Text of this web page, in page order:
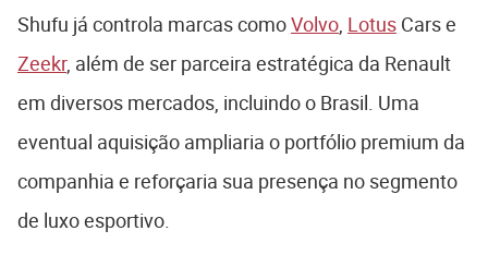
Shufu já controla marcas comoVolvo, Lotus Carse
Zeekr, além de ser parceira estratégica da Renault
em diversos mercados, incluindo o Brasil. Uma
eventual aquisição ampliaria o portfólio premium da
companhia e reforçaria sua presença no segmento
de luxo esportivo.